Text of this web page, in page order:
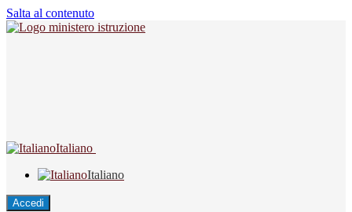
Salta al contenuto
Italiano
Italiano
Accedi